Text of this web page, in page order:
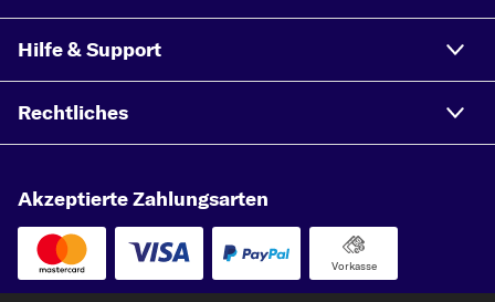
Hilfe & Support
Rechtliches
Akzeptierte Zahlungsarten
Vorkasse